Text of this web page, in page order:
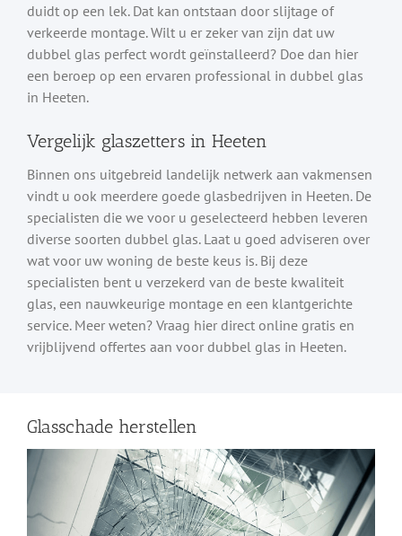
duidt op een lek. Dat kan ontstaan door slijtage of
verkeerde montage. Wilt u er zeker van zijn dat uw
dubbel glas perfect wordt geïnstalleerd? Doe dan hier
een beroep op een ervaren professional in dubbel glas
in Heeten.
Vergelijk glaszetters in Heeten
Binnen ons uitgebreid landelijk netwerk aan vakmensen
vindt u ook meerdere goede glasbedrijven in Heeten. De
specialisten die we voor u geselecteerd hebben leveren
diverse soorten dubbel glas. Laat u goed adviseren over
wat voor uw woning de beste keus is. Bij deze
specialisten bent u verzekerd van de beste kwaliteit
glas, een nauwkeurige montage en een klantgerichte
service. Meer weten? Vraag hier direct online gratis en
vrijblijvend offertes aan voor dubbel glas in Heeten.
Glasschade herstellen